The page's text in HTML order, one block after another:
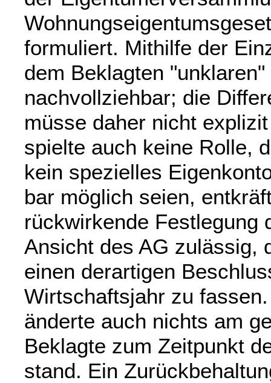
formuliert. Mithilfe der
dem Beklagten
nachvollziehbar; die
müsse daher nicht
spielte auch keine Rolle,
kein spezielles
bar möglich seien,
rückwirkende Festlegung
Ansicht des AG zulässig,
einen derartigen
Wirtschaftsjahr zu
änderte auch nichts am
Beklagte zum Zeitpunkt
stand. Ein